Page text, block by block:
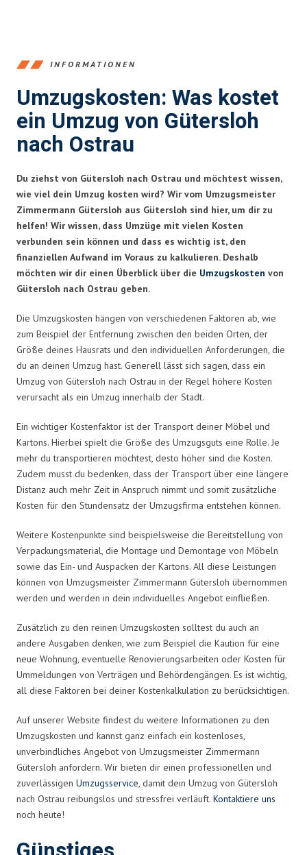
INFORMATIONEN
Umzugskosten: Was kostet
ein Umzug von Gütersloh
nach Ostrau
Du ziehst von Gütersloh nach Ostrau und möchtest wissen,
wie viel dein Umzug kosten wird? Wir vom Umzugsmeister
Zimmermann Gütersloh aus Gütersloh sind hier, um dir zu
helfen! Wir wissen, dass Umzüge mit vielen Kosten
verbunden sein können und dass es wichtig ist, den
finanziellen Aufwand im Voraus zu kalkulieren. Deshalb
möchten wir dir einen Überblick über die Umzugskosten von
Gütersloh nach Ostrau geben.
Die Umzugskosten hängen von verschiedenen Faktoren ab, wie
zum Beispiel der Entfernung zwischen den beiden Orten, der
Größe deines Hausrats und den individuellen Anforderungen, die
du an deinen Umzug hast. Generell lässt sich sagen, dass ein
Umzug von Gütersloh nach Ostrau in der Regel höhere Kosten
verursacht als ein Umzug innerhalb der Stadt.
Ein wichtiger Kostenfaktor ist der Transport deiner Möbel und
Kartons. Hierbei spielt die Größe des Umzugsguts eine Rolle. Je
mehr du transportieren möchtest, desto höher sind die Kosten.
Zudem musst du bedenken, dass der Transport über eine längere
Distanz auch mehr Zeit in Anspruch nimmt und somit zusätzliche
Kosten für den Stundensatz der Umzugsfirma entstehen können.
Weitere Kostenpunkte sind beispielsweise die Bereitstellung von
Verpackungsmaterial, die Montage und Demontage von Möbeln
sowie das Ein- und Auspacken der Kartons. All diese Leistungen
können von Umzugsmeister Zimmermann Gütersloh übernommen
werden und werden in dein individuelles Angebot einfließen.
Zusätzlich zu den reinen Umzugskosten solltest du auch an
andere Ausgaben denken, wie zum Beispiel die Kaution für eine
neue Wohnung, eventuelle Renovierungsarbeiten oder Kosten für
Ummeldungen von Verträgen und Behördengängen. Es ist wichtig,
all diese Faktoren bei deiner Kostenkalkulation zu berücksichtigen.
Auf unserer Website findest du weitere Informationen zu den
Umzugskosten und kannst ganz einfach ein kostenloses,
unverbindliches Angebot von Umzugsmeister Zimmermann
Gütersloh anfordern. Wir bieten dir einen professionellen und
zuverlässigen Umzugsservice, damit dein Umzug von Gütersloh
nach Ostrau reibungslos und stressfrei verläuft. Kontaktiere uns
noch heute!